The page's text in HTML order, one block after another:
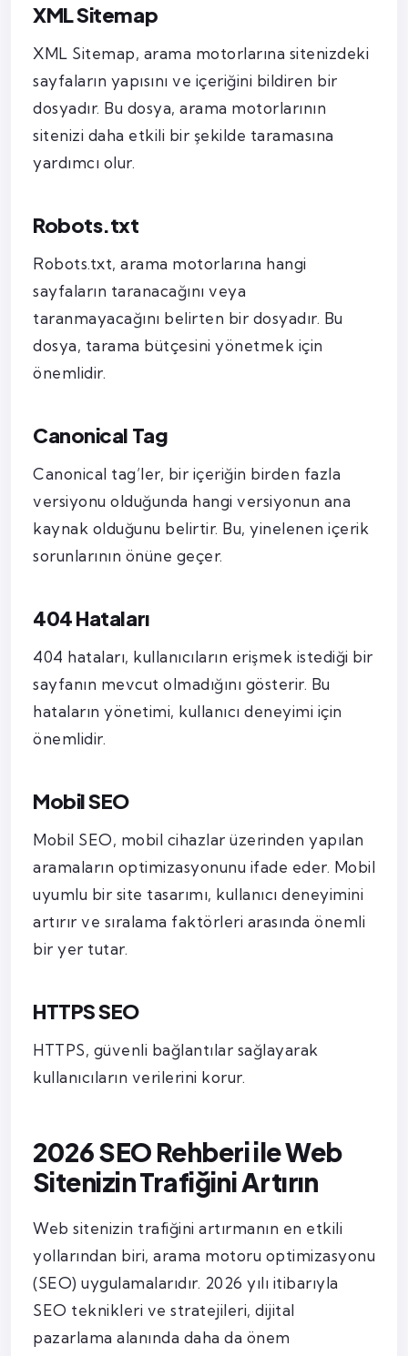
XML Sitemap
XML Sitemap, arama motorlarına sitenizdeki
sayfaların yapısını ve içeriğini bildiren bir
dosyadır. Bu dosya, arama motorlarının
sitenizi daha etkili bir şekilde taramasına
yardımcı olur.
Robots.txt
Robots.txt, arama motorlarına hangi
sayfaların taranacağını veya
taranmayacağını belirten bir dosyadır. Bu
dosya, tarama bütçesini yönetmek için
önemlidir.
Canonical Tag
Canonical tag’ler, bir içeriğin birden fazla
versiyonu olduğunda hangi versiyonun ana
kaynak olduğunu belirtir. Bu, yinelenen içerik
sorunlarının önüne geçer.
404 Hataları
404 hataları, kullanıcıların erişmek istediği bir
sayfanın mevcut olmadığını gösterir. Bu
hataların yönetimi, kullanıcı deneyimi için
önemlidir.
Mobil SEO
Mobil SEO, mobil cihazlar üzerinden yapılan
aramaların optimizasyonunu ifade eder. Mobil
uyumlu bir site tasarımı, kullanıcı deneyimini
artırır ve sıralama faktörleri arasında önemli
bir yer tutar.
HTTPS SEO
HTTPS, güvenli bağlantılar sağlayarak
kullanıcıların verilerini korur.
2026 SEO Rehberi ile Web
Sitenizin Trafiğini Artırın
Web sitenizin trafiğini artırmanın en etkili
yollarından biri, arama motoru optimizasyonu
(SEO) uygulamalarıdır. 2026 yılı itibarıyla
SEO teknikleri ve stratejileri, dijital
pazarlama alanında daha da önem